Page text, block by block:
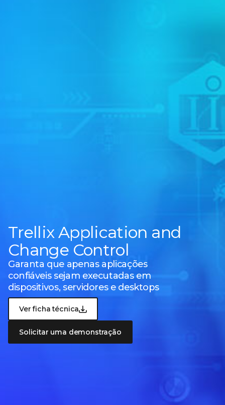
Trellix Application and
Change Control
Garanta que apenas aplicações
confiáveis sejam executadas em
dispositivos, servidores e desktops
Ver ficha técnica
Solicitar uma demonstração